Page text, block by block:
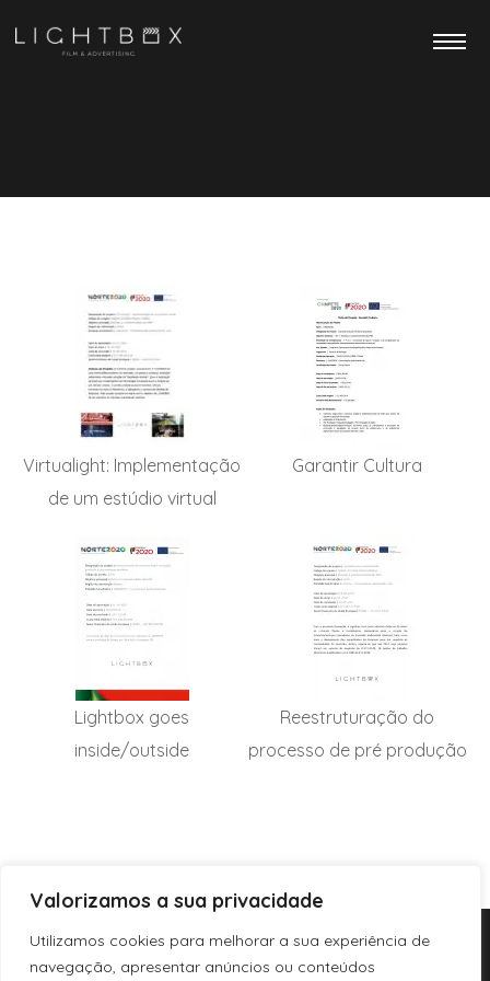
Valorizamos a sua privacidade
Utilizamos cookies para melhorar a sua experiência de
navegação, apresentar anúncios ou conteúdos
Virtualight: Implementação
de um estúdio virtual
Garantir Cultura
Lightbox goes
inside/outside
Reestruturação do
processo de pré produção